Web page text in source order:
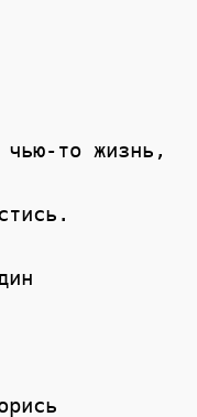
чью-то жизнь,